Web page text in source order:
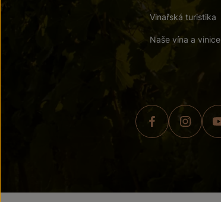
Vinařská turistika
Naše vína a vinice